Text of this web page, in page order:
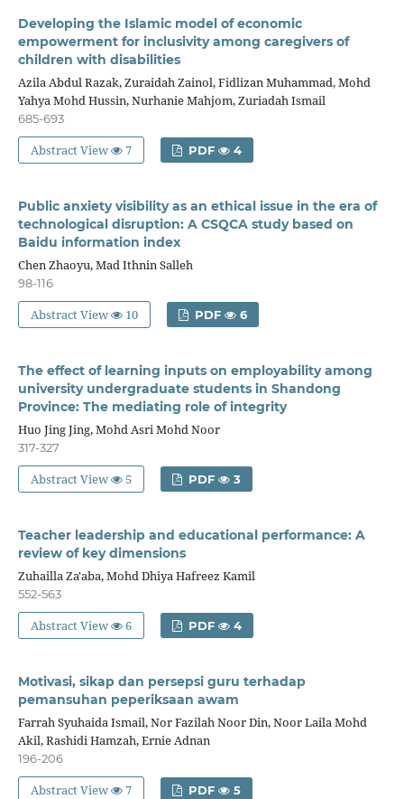
Developing the Islamic model of economic
empowerment for inclusivity among caregivers of
children with disabilities
Azila Abdul Razak, Zuraidah Zainol, Fidlizan Muhammad, Mohd
Yahya Mohd Hussin, Nurhanie Mahjom, Zuriadah Ismail
685-693
Abstract View 7 PDF 4
Public anxiety visibility as an ethical issue in the era of
technological disruption: A CSQCA study based on
Baidu information index
Chen Zhaoyu, Mad Ithnin Salleh
98-116
Abstract View 10 PDF 6
The effect of learning inputs on employability among
university undergraduate students in Shandong
Province: The mediating role of integrity
Huo Jing Jing, Mohd Asri Mohd Noor
317-327
Abstract View 5 PDF 3
Teacher leadership and educational performance: A
review of key dimensions
Zuhailla Za'aba, Mohd Dhiya Hafreez Kamil
552-563
Abstract View 6 PDF 4
Motivasi, sikap dan persepsi guru terhadap
pemansuhan peperiksaan awam
Farrah Syuhaida Ismail, Nor Fazilah Noor Din, Noor Laila Mohd
Akil, Rashidi Hamzah, Ernie Adnan
196-206
Abstract View 7 PDF 5